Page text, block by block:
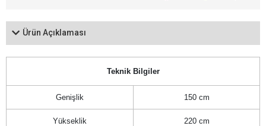
Ürün Açıklaması
Teknik Bilgiler
Genişlik 150 cm
Yükseklik 220 cm